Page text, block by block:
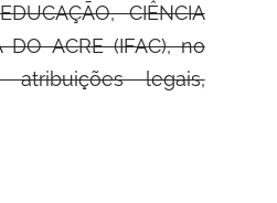
CIÊNCIA
DO ACRE (IFAC), no
legais,